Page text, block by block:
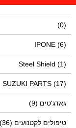
(0)
IPONE (6)
Steel Shield (1)
SUZUKI PARTS (17)
גאדג'טים (9)
טיפולים לקטנועים (36)